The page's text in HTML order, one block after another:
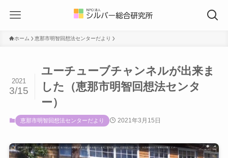
ホーム 恵那市明智回想法センターだより
ユーチューブチャンネルが出来ま
した（恵那市明智回想法センタ
ー）
2021
3/15
恵那市明智回想法センターだより 2021年3月15日